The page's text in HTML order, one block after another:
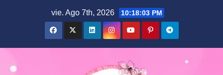
vie. Ago 7th, 2026 10:18:05 PM